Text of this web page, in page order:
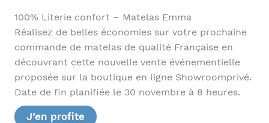
100% Literie confort – Matelas Emma
Réalisez de belles économies sur votre prochaine
commande de matelas de qualité Française en
découvrant cette nouvelle vente événementielle
proposée sur la boutique en ligne Showroomprivé.
Date de fin planifiée le 30 novembre à 8 heures.
J’en profite